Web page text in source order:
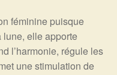
féminine puisque
lune, elle apporte
l’harmonie, régule les
une stimulation de